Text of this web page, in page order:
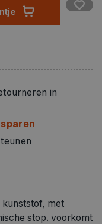
in
sparen
met
stop. voorkomt